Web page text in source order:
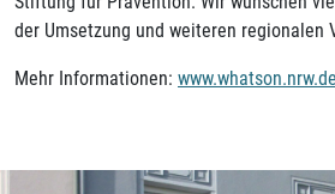
der Umsetzung und weiteren regionalen
Mehr Informationen: www.whatson.nrw.de